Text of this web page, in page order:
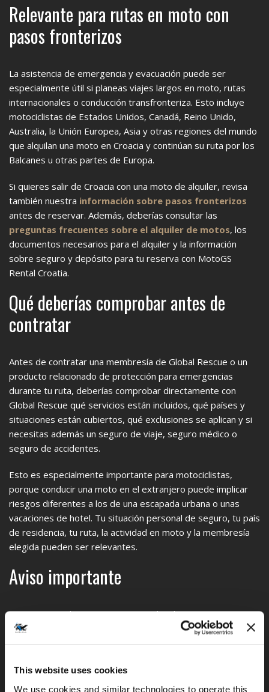
This website uses cookies
We use cookies and similar technologies to operate this
Relevante para rutas en moto con
pasos fronterizos
La asistencia de emergencia y evacuación puede ser
especialmente útil si planeas viajes largos en moto, rutas
internacionales o conducción transfronteriza. Esto incluye
motociclistas de Estados Unidos, Canadá, Reino Unido,
Australia, la Unión Europea, Asia y otras regiones del mundo
que alquilan una moto en Croacia y continúan su ruta por los
Balcanes u otras partes de Europa.
Si quieres salir de Croacia con una moto de alquiler, revisa
también nuestra información sobre pasos fronterizos
antes de reservar. Además, deberías consultar las
preguntas frecuentes sobre el alquiler de motos, los
documentos necesarios para el alquiler y la información
sobre seguro y depósito para tu reserva con MotoGS
Rental Croatia.
Qué deberías comprobar antes de
contratar
Antes de contratar una membresía de Global Rescue o un
producto relacionado de protección para emergencias
durante tu ruta, deberías comprobar directamente con
Global Rescue qué servicios están incluidos, qué países y
situaciones están cubiertos, qué exclusiones se aplican y si
necesitas además un seguro de viaje, seguro médico o
seguro de accidentes.
Esto es especialmente importante para motociclistas,
porque conducir una moto en el extranjero puede implicar
riesgos diferentes a los de una escapada urbana o unas
vacaciones de hotel. Tu situación personal de seguro, tu país
de residencia, tu ruta, la actividad en moto y la membresía
elegida pueden ser relevantes.
Aviso importante
MotoGS Rental Croatia no es corredor de seguros, agencia
de seguros, proveedor de asistencia médica ni responsable
preguntas sobre membresía de Global Rescue, elegibilidad,
cobertura, asistencia médica, evacuación, servicios de